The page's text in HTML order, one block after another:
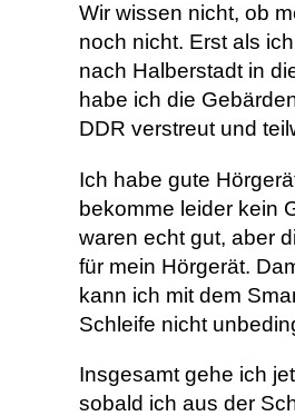
Wir wissen nicht, ob
noch nicht. Erst als
nach Halberstadt in
habe ich die
DDR verstreut und
Ich habe gute
bekomme leider kein
waren echt gut, aber
für mein Hörgerät.
kann ich mit dem
Schleife nicht
Insgesamt gehe ich
sobald ich aus der